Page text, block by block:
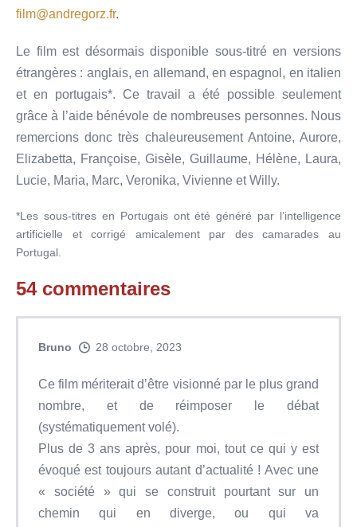
film@andregorz.fr.
Le film est désormais disponible sous-titré en versions
étrangères : anglais, en allemand, en espagnol, en italien
et en portugais*. Ce travail a été possible seulement
grâce à l’aide bénévole de nombreuses personnes. Nous
remercions donc très chaleureusement Antoine, Aurore,
Elizabetta, Françoise, Gisèle, Guillaume, Hélène, Laura,
Lucie, Maria, Marc, Veronika, Vivienne et Willy.
*Les sous-titres en Portugais ont été généré par l’intelligence
artificielle et corrigé amicalement par des camarades au
Portugal.
54commentaires
Bruno 28 octobre, 2023
Ce film mériterait d’être visionné par le plus grand
nombre, et de réimposer le débat
(systématiquement volé).
Plus de 3 ans après, pour moi, tout ce qui y est
évoqué est toujours autant d’actualité ! Avec une
« société » qui se construit pourtant sur un
chemin qui en diverge, ou qui va